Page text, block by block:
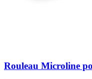
Rouleau Microline